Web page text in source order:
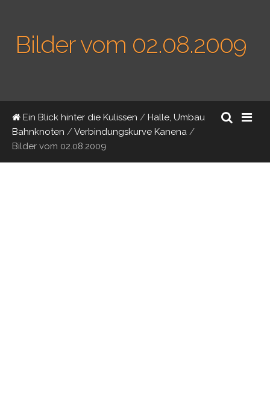
Bilder vom 02.08.2009
Ein Blick hinter die Kulissen / Halle, Umbau
Bahnknoten /Verbindungskurve Kanena /
Bilder vom 02.08.2009